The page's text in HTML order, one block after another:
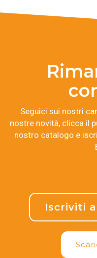
Seguici sui nostri
nostre novità, clicca il
nostro catalogo e
Iscriviti